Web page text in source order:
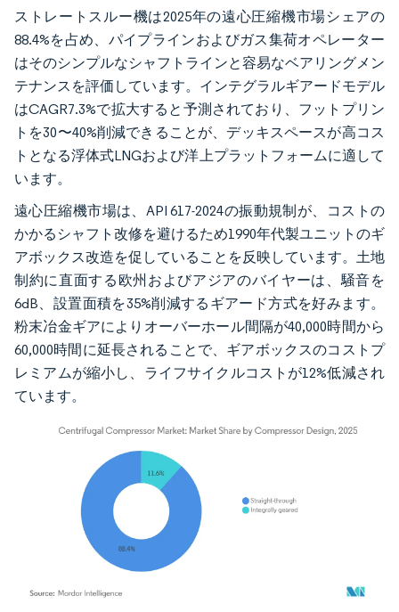
ストレートスルー機は2025年の遠心圧縮機市場シェアの
88.4%を占め、パイプラインおよびガス集荷オペレーター
はそのシンプルなシャフトラインと容易なベアリングメン
テナンスを評価しています。インテグラルギアードモデル
はCAGR7.3%で拡大すると予測されており、フットプリン
トを30〜40%削減できることが、デッキスペースが高コス
トとなる浮体式LNGおよび洋上プラットフォームに適して
います。
遠心圧縮機市場は、API 617-2024の振動規制が、コストの
かかるシャフト改修を避けるため1990年代製ユニットのギ
アボックス改造を促していることを反映しています。土地
制約に直面する欧州およびアジアのバイヤーは、騒音を
6dB、設置面積を35%削減するギアード方式を好みます。
粉末冶金ギアによりオーバーホール間隔が40,000時間から
60,000時間に延長されることで、ギアボックスのコストプ
レミアムが縮小し、ライフサイクルコストが12%低減され
ています。